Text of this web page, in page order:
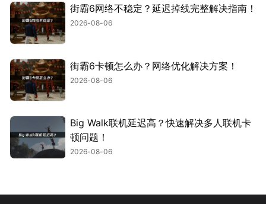
街霸6网络不稳定？延迟掉线完整解决指南！
2026-08-06
街霸6卡顿怎么办？网络优化解决方案！
2026-08-06
Big Walk联机延迟高？快速解决多人联机卡
顿问题！
2026-08-06